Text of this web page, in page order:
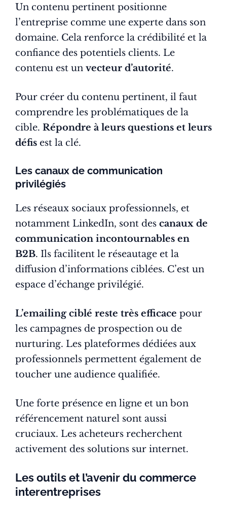
Un contenu pertinent positionne
l’entreprise comme une experte dans son
domaine. Cela renforce la crédibilité et la
confiance des potentiels clients. Le
contenu est un vecteur d’autorité.
Pour créer du contenu pertinent, il faut
comprendre les problématiques de la
cible. Répondre à leurs questions et leurs
défis est la clé.
Les canaux de communication
privilégiés
Les réseaux sociaux professionnels, et
notamment LinkedIn, sont des canaux de
communication incontournables en
B2B. Ils facilitent le réseautage et la
diffusion d’informations ciblées. C’est un
espace d’échange privilégié.
L’emailing ciblé reste très efficace pour
les campagnes de prospection ou de
nurturing. Les plateformes dédiées aux
professionnels permettent également de
toucher une audience qualifiée.
Une forte présence en ligne et un bon
référencement naturel sont aussi
cruciaux. Les acheteurs recherchent
activement des solutions sur internet.
Les outils et l’avenir du commerce
interentreprises